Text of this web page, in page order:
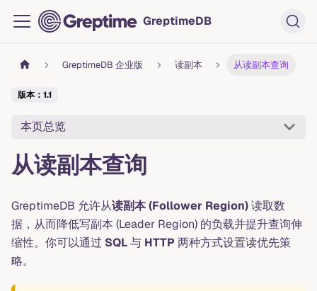
GreptimeDB
GreptimeDB 企业版 读副本 从读副本查询
版本：1.1
本页总览
从读副本查询
GreptimeDB 允许从读副本 (Follower Region)读取数
据，从而降低写副本 (Leader Region) 的负载并提升查询伸
缩性。你可以通过 SQL与 HTTP 两种方式设置读优先策
略。